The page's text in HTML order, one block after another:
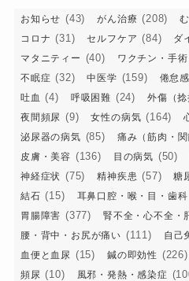
お知らせ (43) がん治療 (208)
コロナ (31) セルフケア (84) ダ
マタニティー (40) ワクチン・手
不眠症 (32) 中医学 (159) 倦怠
吐血 (4) 呼吸困難 (24) 外傷（捻
夜間頻尿 (9) 女性の病気 (164)
泌尿器の病気 (85) 痛み（筋肉・関
皮膚・美容 (136) 目の病気 (50)
神経症状 (75) 精神疾患 (57) 糖
結石 (15) 耳鼻口腔・喉・目・歯科
胃腸障害 (377) 腎不全・心不全・
腰・背中・お尻が痛い (111) 自己
血便と血尿 (15) 鍼の即効性 (226)
頻尿 (10) 風邪・発熱・感染症